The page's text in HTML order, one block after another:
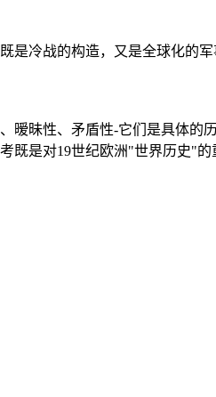
冷战的构造，又是全球化的
昧性、矛盾性-它们是具体的
是对19世纪欧洲"世界历史"